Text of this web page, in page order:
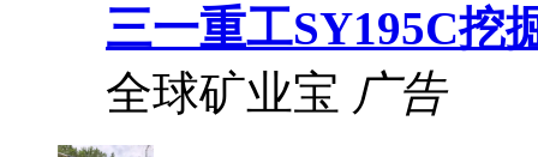
三一重工SY195C挖
全球矿业宝 广告